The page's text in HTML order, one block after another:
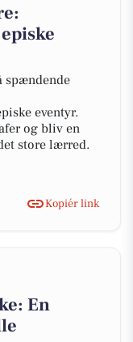
spændende
eventyr.
og bliv en
store lærred.
Kopiér link
En